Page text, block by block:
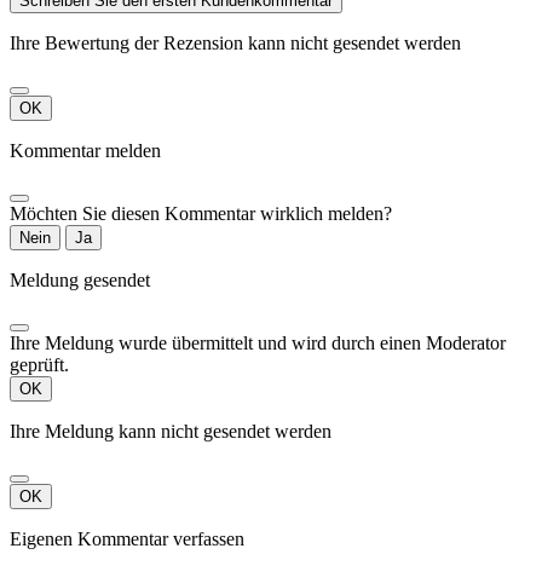
Ihre Bewertung der Rezension kann nicht gesendet werden
OK
Kommentar melden
Möchten Sie diesen Kommentar wirklich melden?
Nein Ja
Meldung gesendet
Ihre Meldung wurde übermittelt und wird durch einen Moderator
geprüft.
OK
Ihre Meldung kann nicht gesendet werden
OK
Eigenen Kommentar verfassen